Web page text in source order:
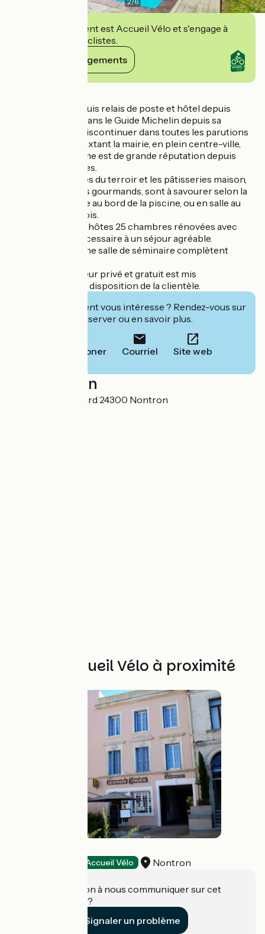
Cet établissement est Accueil Vélo et s'engage à
accueillir des cyclistes.
Voir ses engagements
Ancien couvent puis relais de poste et hôtel depuis
1900. L'hôtel est dans le Guide Michelin depuis sa
création et sans discontinuer dans toutes les parutions
jusqu'à ce jour. Jouxtant la mairie, en plein centre-ville,
cet hôtel de charme est de grande réputation depuis
plus de deux siècles.
Les riches recettes du terroir et les pâtisseries maison,
véritables instants gourmands, sont à savourer selon la
saison, en terrasse au bord de la piscine, ou en salle au
coin d’un feu de bois.
L’Hôtel offre à ses hôtes 25 chambres rénovées avec
tout le confort nécessaire à un séjour agréable.
Un salon de thé, une salle de séminaire complètent
Un parking intérieur privé et gratuit est mis
exclusivement à la disposition de la clientèle.
Cet établissement vous intéresse ? Rendez-vous sur
leur site pour réserver ou en savoir plus.
Téléphoner Courriel Site web
Localisation
3 place Alfred Agard 24300 Nontron
Autres Accueil Vélo à proximité
Accueil Vélo Nontron
Une information à nous communiquer sur cet
établissement ?
Signaler un problème